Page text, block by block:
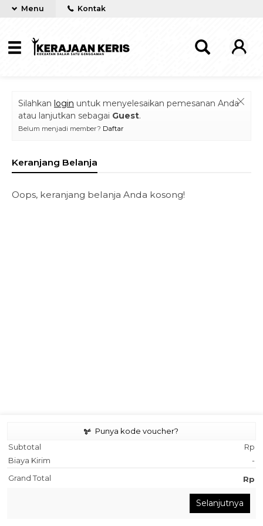
Menu Kontak
Silahkan login untuk menyelesaikan pemesanan Anda
atau lanjutkan sebagai Guest.
Belum menjadi member? Daftar
Keranjang Belanja
Oops, keranjang belanja Anda kosong!
Punya kode voucher?
Subtotal
Rp
Biaya Kirim
-
Grand Total
Rp